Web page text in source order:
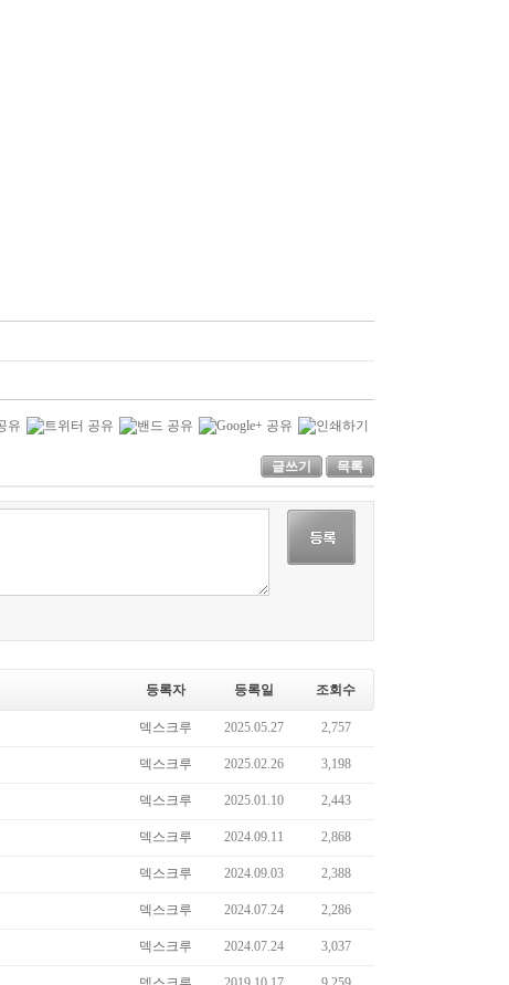
글쓰기 목록
등록자 등록일 조회수
덱스크루 2025.05.27 2,757
덱스크루 2025.02.26 3,198
덱스크루 2025.01.10 2,443
덱스크루 2024.09.11 2,868
덱스크루 2024.09.03 2,388
덱스크루 2024.07.24 2,286
덱스크루 2024.07.24 3,037